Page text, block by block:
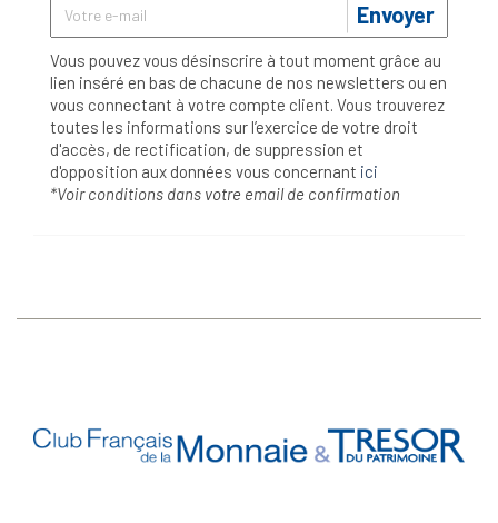
Envoyer
Vous pouvez vous désinscrire à tout moment grâce au
lien inséré en bas de chacune de nos newsletters ou en
vous connectant à votre compte client. Vous trouverez
toutes les informations sur l’exercice de votre droit
d'accès, de rectification, de suppression et
d'opposition aux données vous concernant ici
*Voir conditions dans votre email de confirmation